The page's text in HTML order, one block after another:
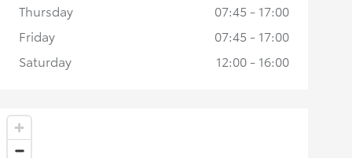
Thursday
07:45 - 17:00
Friday
07:45 - 17:00
Saturday
12:00 - 16:00